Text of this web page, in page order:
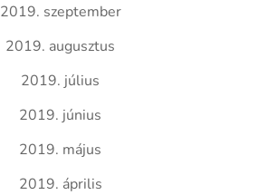
2019. szeptember
2019. augusztus
2019. július
2019. június
2019. május
2019. április